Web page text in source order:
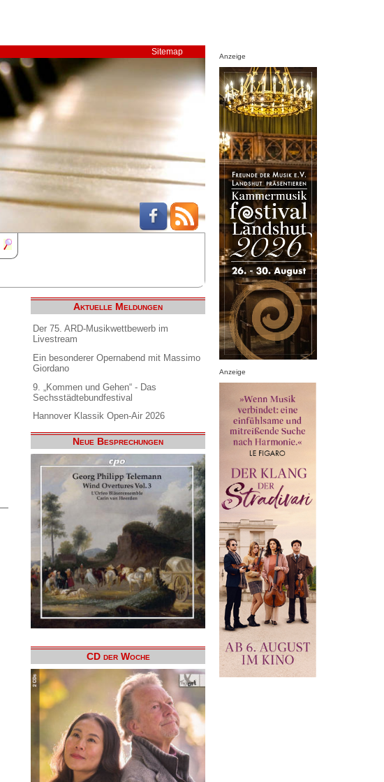
Sitemap
Aktuelle Meldungen
Der 75. ARD-Musikwettbewerb im
Livestream
Ein besonderer Opernabend mit Massimo
Giordano
9. „Kommen und Gehen“ - Das
Sechsstädtebundfestival
Hannover Klassik Open-Air 2026
Neue Besprechungen
CD der Woche
Anzeige
Anzeige